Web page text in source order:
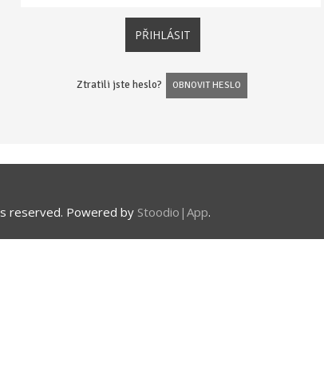
Ztratili jste heslo? OBNOVIT HESLO
reserved. Powered by Stoodio|App.